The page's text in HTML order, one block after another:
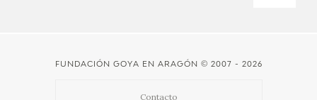
FUNDACIÓN GOYA EN ARAGÓN © 2007 - 2026
Contacto